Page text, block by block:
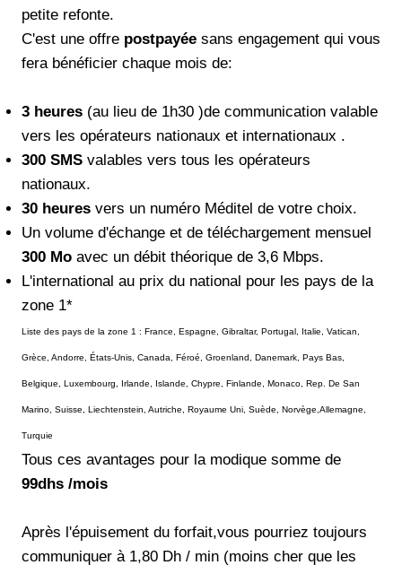
petite refonte.
C'est une offre postpayée sans engagement qui vous
fera bénéficier chaque mois de:
3 heures (au lieu de 1h30 )de communication valable
vers les opérateurs nationaux et internationaux .
300 SMS valables vers tous les opérateurs
nationaux.
30 heures vers un numéro Méditel de votre choix.
Un volume d'échange et de téléchargement mensuel
300 Mo avec un débit théorique de 3,6 Mbps.
L'international au prix du national pour les pays de la
zone 1*
Liste des pays de la zone 1 : France, Espagne, Gibraltar, Portugal, Italie, Vatican,
Grèce, Andorre, États-Unis, Canada, Féroé, Groenland, Danemark, Pays Bas,
Belgique, Luxembourg, Irlande, Islande, Chypre, Finlande, Monaco, Rep. De San
Marino, Suisse, Liechtenstein, Autriche, Royaume Uni, Suède, Norvège,Allemagne,
Turquie
Tous ces avantages pour la modique somme de
99dhs /mois
Après l'épuisement du forfait,vous pourriez toujours
communiquer à 1,80 Dh / min (moins cher que les